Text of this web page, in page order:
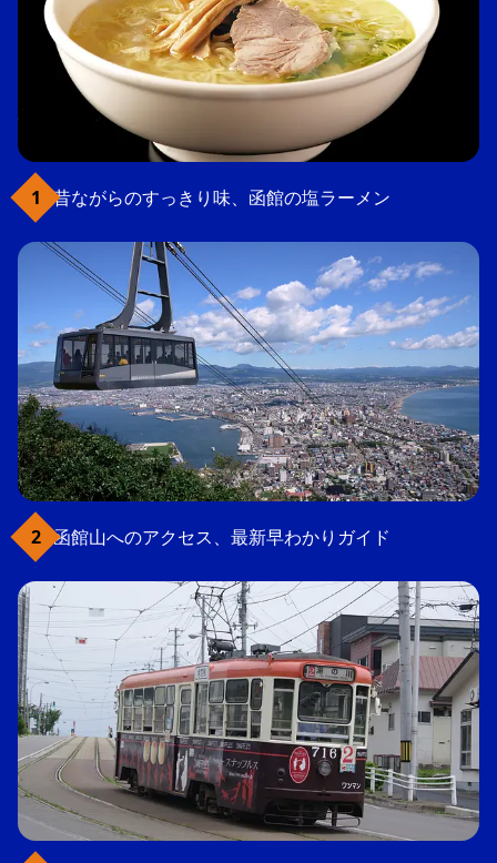
昔ながらのすっきり味、函館の塩ラーメン
函館山へのアクセス、最新早わかりガイド